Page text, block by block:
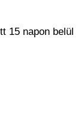
15 napon belül